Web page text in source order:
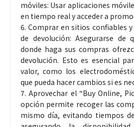
móviles: Usar aplicaciones
en tiempo real y acceder a
6. Comprar en sitios confiables
de devolución: Asegurarse de
donde haga sus compras
devolución. Esto es esencial
valor, como los
que pueda hacer cambios si es
7. Aprovechar el “Buy Online,
opción permite recoger las
mismo día, evitando tiempos